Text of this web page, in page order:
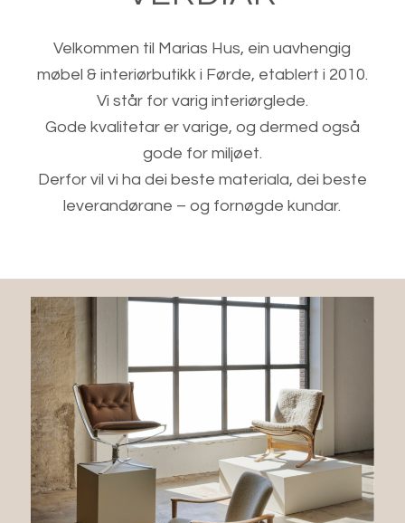
Velkommen til Marias Hus, ein uavhengig
møbel & interiørbutikk i Førde, etablert i 2010.
Vi står for varig interiørglede.
Gode kvalitetar er varige, og dermed også
gode for miljøet.
Derfor vil vi ha dei beste materiala, dei beste
leverandørane – og fornøgde kundar.